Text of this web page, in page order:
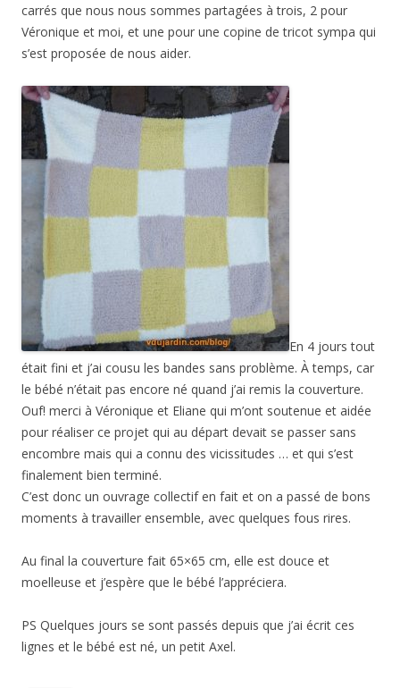
carrés que nous nous sommes partagées à trois, 2 pour
Véronique et moi, et une pour une copine de tricot sympa qui
s’est proposée de nous aider.
En 4 jours tout
était fini et j’ai cousu les bandes sans problème. À temps, car
le bébé n’était pas encore né quand j’ai remis la couverture.
Ouf! merci à Véronique et Eliane qui m’ont soutenue et aidée
pour réaliser ce projet qui au départ devait se passer sans
encombre mais qui a connu des vicissitudes … et qui s’est
finalement bien terminé.
C’est donc un ouvrage collectif en fait et on a passé de bons
moments à travailler ensemble, avec quelques fous rires.
Au final la couverture fait 65×65 cm, elle est douce et
moelleuse et j’espère que le bébé l’appréciera.
PS Quelques jours se sont passés depuis que j’ai écrit ces
lignes et le bébé est né, un petit Axel.